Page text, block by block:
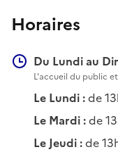
Horaires
Du Lundi au
L'accueil du public
Le Lundi :de
Le Mardi :de
Le Jeudi :de